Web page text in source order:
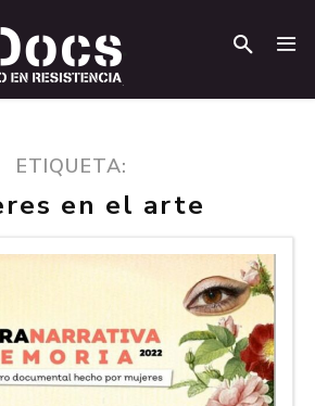
ETIQUETA:
en el arte